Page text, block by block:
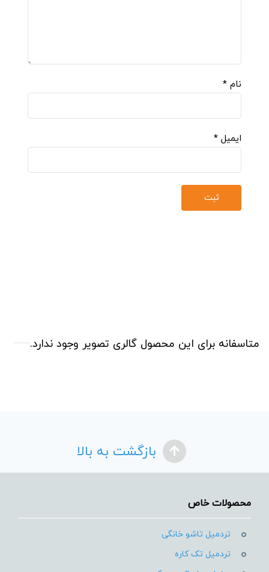
نام *
ایمیل *
متاسفانه برای این محصول گالری تصویر وجود ندارد.
بازگشت به بالا
محصولات خاص
تردمیل تاشو خانگی
تردمیل تک کاره